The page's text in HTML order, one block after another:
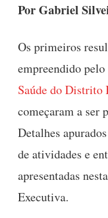
Por Gabriel
Os primeiros
empreendido pelo
Saúde do Distrito
começaram a ser
Detalhes
de atividades e
apresentadas
Executiva.